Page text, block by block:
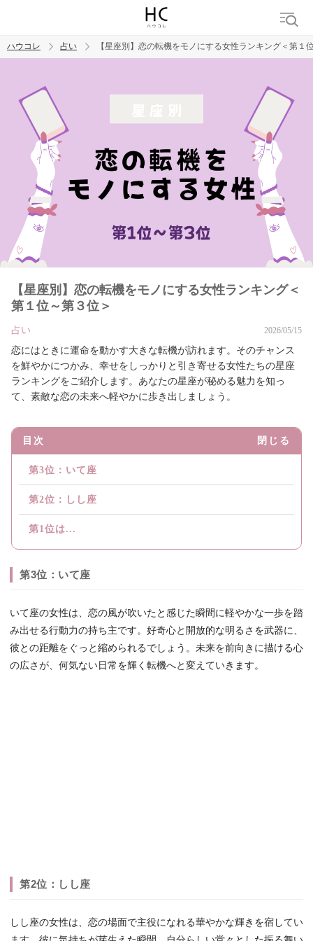
トレンド ワード
ハウコレ 占い 【星座別】恋の転機をモノにする女性ランキング＜第１
【星座別】恋の転機をモノにする女性ランキング＜
第１位～第３位＞
占い 2026/05/15
恋にはときに運命を動かす大きな転機が訪れます。そのチャンス
を鮮やかにつかみ、幸せをしっかりと引き寄せる女性たちの星座
ランキングをご紹介します。あなたの星座が秘める魅力を知っ
て、素敵な恋の未来へ軽やかに歩き出しましょう。
目次 閉じる
第3位：いて座
第2位：しし座
第1位は...
第3位：いて座
いて座の女性は、恋の風が吹いたと感じた瞬間に軽やかな一歩を踏
み出せる行動力の持ち主です。好奇心と開放的な明るさを武器に、
彼との距離をぐっと縮められるでしょう。未来を前向きに描ける心
の広さが、何気ない日常を輝く転機へと変えていきます。
第2位：しし座
しし座の女性は、恋の場面で主役になれる華やかな輝きを宿してい